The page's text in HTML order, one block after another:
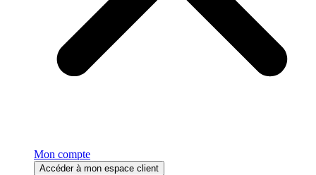
Mon compte
Accéder à mon espace client